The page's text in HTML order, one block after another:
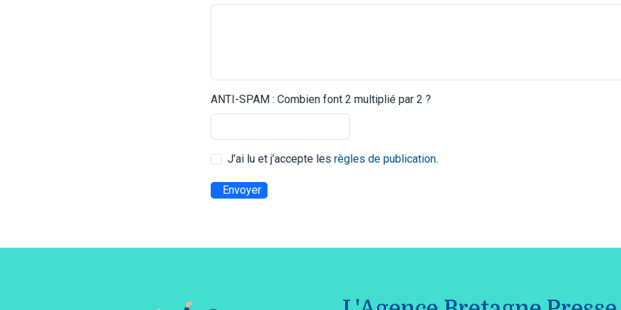
ANTI-SPAM : Combien font 2 multiplié par 2 ?
J’ai lu et j’accepte les règles de publication.
Envoyer